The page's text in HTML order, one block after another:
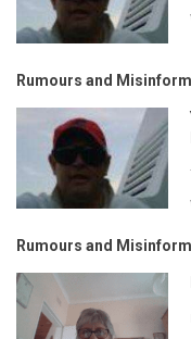
Rumours and
Rumours and